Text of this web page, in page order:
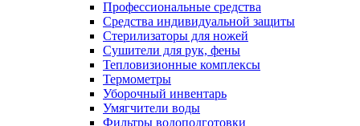
Профессиональные средства
Средства индивидуальной защиты
Стерилизаторы для ножей
Сушители для рук, фены
Тепловизионные комплексы
Термометры
Уборочный инвентарь
Умягчители воды
Фильтры водоподготовки